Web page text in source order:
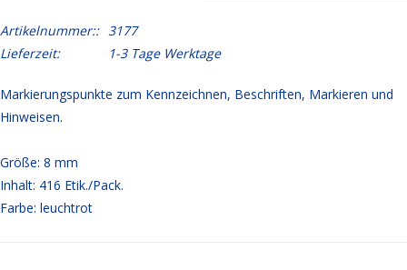
Artikelnummer:: 3177
Lieferzeit:
1-3 Tage Werktage
Markierungspunkte zum Kennzeichnen, Beschriften, Markieren und
Hinweisen.
Größe: 8 mm
Inhalt: 416 Etik./Pack.
Farbe: leuchtrot